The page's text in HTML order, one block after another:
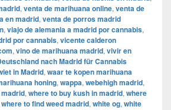
, venta de marihuana online, venta de
en madrid, venta de porros madrid
, viajo de alemania a madrid por cannabis,
por cannabis, vicente calderon
, vino de marihuana madrid, vivir en
nach Madrid für Cannabis
in Madrid, waar te kopen marihuana
honing, wappa, webehigh madrid,
, where to buy kush in madrid, where
where to find weed madrid, white og, white